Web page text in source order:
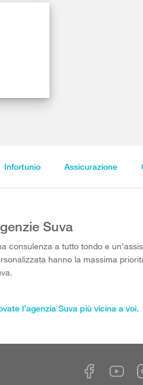
Infortunio Assicurazione
Suva
consulenza a tutto tondo e
hanno la massima
l’agenzia Suva più vicina a voi.